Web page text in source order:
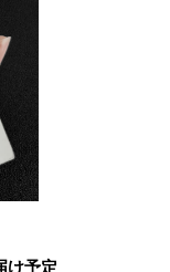
け予定